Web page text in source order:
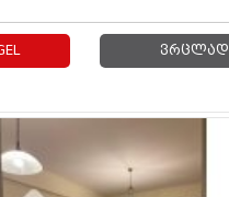
ვრცლად